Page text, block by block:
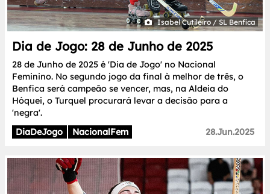
Isabel Cutileiro / SL Benfica
Dia de Jogo: 28 de Junho de 2025
28 de Junho de 2025 é 'Dia de Jogo' no Nacional
Feminino. No segundo jogo da final à melhor de três, o
Benfica será campeão se vencer, mas, na Aldeia do
Hóquei, o Turquel procurará levar a decisão para a
'negra'.
DiaDeJogo
NacionalFem 28.Jun.2025